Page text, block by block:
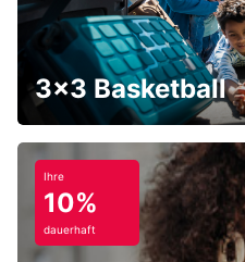
3x3 Basketball
Ihre
10%
dauerhaft